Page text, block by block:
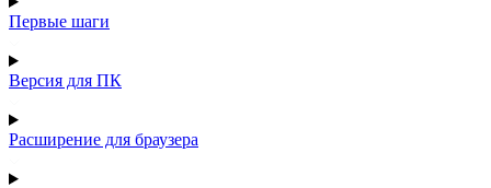
Первые шаги
Версия для ПК
Расширение для браузера